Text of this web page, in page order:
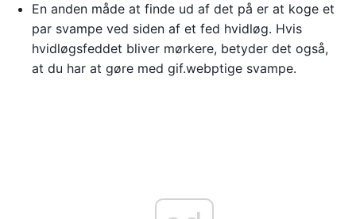
En anden måde at finde ud af det på er at koge et
par svampe ved siden af et fed hvidløg. Hvis
hvidløgsfeddet bliver mørkere, betyder det også,
at du har at gøre med gif.webptige svampe.